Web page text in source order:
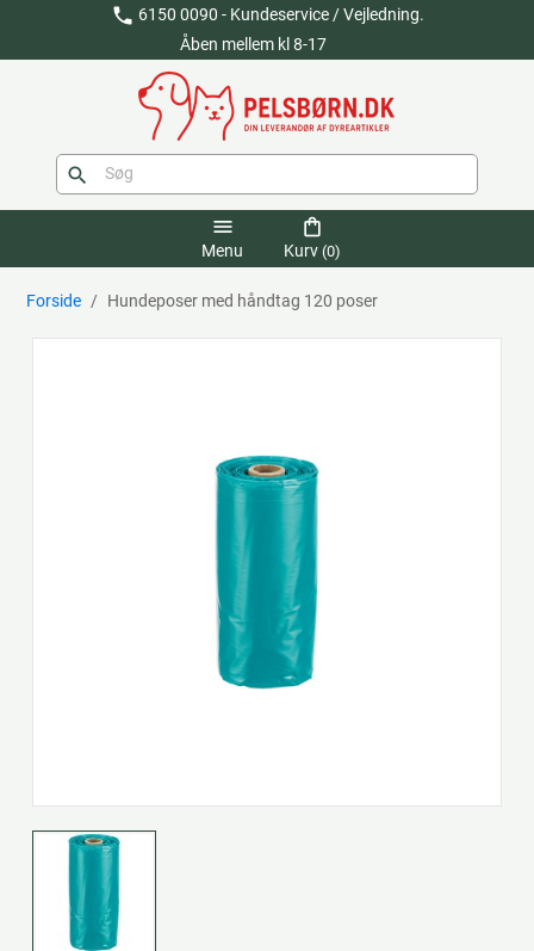
phone 6150 0090 - Kundeservice / Vejledning.
Åben mellem kl 8-17
search
menu
Menu
shopping_bag
Kurv (0)
Forside Hundeposer med håndtag 120 poser